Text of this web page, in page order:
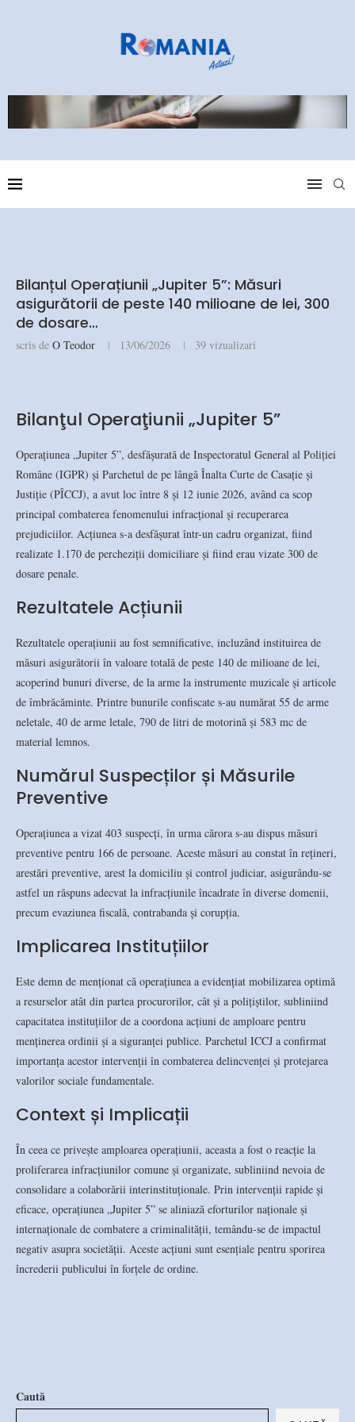
Bilanțul Operațiunii „Jupiter 5”: Măsuri
asigurătorii de peste 140 milioane de lei, 300
de dosare…
scris de O Teodor 13/06/2026 39 vizualizari
Bilanţul Operaţiunii „Jupiter 5”
Operațiunea „Jupiter 5”, desfășurată de Inspectoratul General al Poliției
Române (IGPR) și Parchetul de pe lângă Înalta Curte de Casație și
Justiție (PÎCCJ), a avut loc între 8 și 12 iunie 2026, având ca scop
principal combaterea fenomenului infracțional și recuperarea
prejudiciilor. Acțiunea s-a desfășurat într-un cadru organizat, fiind
realizate 1.170 de percheziții domiciliare și fiind erau vizate 300 de
dosare penale.
Rezultatele Acțiunii
Rezultatele operațiunii au fost semnificative, incluzând instituirea de
măsuri asigurătorii în valoare totală de peste 140 de milioane de lei,
acoperind bunuri diverse, de la arme la instrumente muzicale și articole
de îmbrăcăminte. Printre bunurile confiscate s-au numărat 55 de arme
neletale, 40 de arme letale, 790 de litri de motorină și 583 mc de
material lemnos.
Numărul Suspecților și Măsurile
Preventive
Operațiunea a vizat 403 suspecți, în urma cărora s-au dispus măsuri
preventive pentru 166 de persoane. Aceste măsuri au constat în rețineri,
arestări preventive, arest la domiciliu și control judiciar, asigurându-se
astfel un răspuns adecvat la infracțiunile încadrate în diverse domenii,
precum evaziunea fiscală, contrabanda și corupția.
Implicarea Instituțiilor
Este demn de menționat că operațiunea a evidențiat mobilizarea optimă
a resurselor atât din partea procurorilor, cât și a polițiștilor, subliniind
capacitatea instituțiilor de a coordona acțiuni de amploare pentru
menținerea ordinii și a siguranței publice. Parchetul ICCJ a confirmat
importanța acestor intervenții în combaterea delincvenței și protejarea
valorilor sociale fundamentale.
Context și Implicații
În ceea ce privește amploarea operațiunii, aceasta a fost o reacție la
proliferarea infracțiunilor comune și organizate, subliniind nevoia de
consolidare a colaborării interinstituționale. Prin intervenții rapide și
eficace, operațiunea „Jupiter 5” se aliniază eforturilor naționale și
internaționale de combatere a criminalității, temându-se de impactul
negativ asupra societății. Aceste acțiuni sunt esențiale pentru sporirea
încrederii publicului în forțele de ordine.
Caută